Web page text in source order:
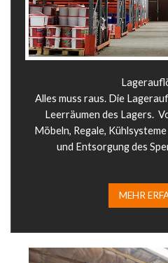
Alles muss raus. Die
Leerräumen des Lagers.
Möbeln, Regale,
und Entsorgung des
MEHR